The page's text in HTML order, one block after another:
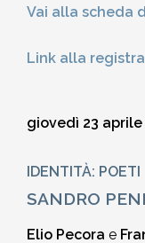
Vai alla scheda
Link alla
giovedì 23 aprile
IDENTITÀ: POETI
SANDRO
Elio Pecora e